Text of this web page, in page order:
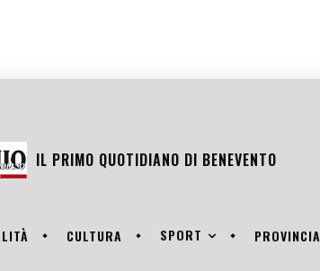
IL PRIMO QUOTIDIANO DI BENEVENTO
CULTURA SPORT PROVINCIA